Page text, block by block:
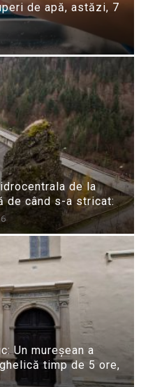
de apă, astăzi, 7
de la
de când s-a stricat:
Un mureșean a
timp de 5 ore,